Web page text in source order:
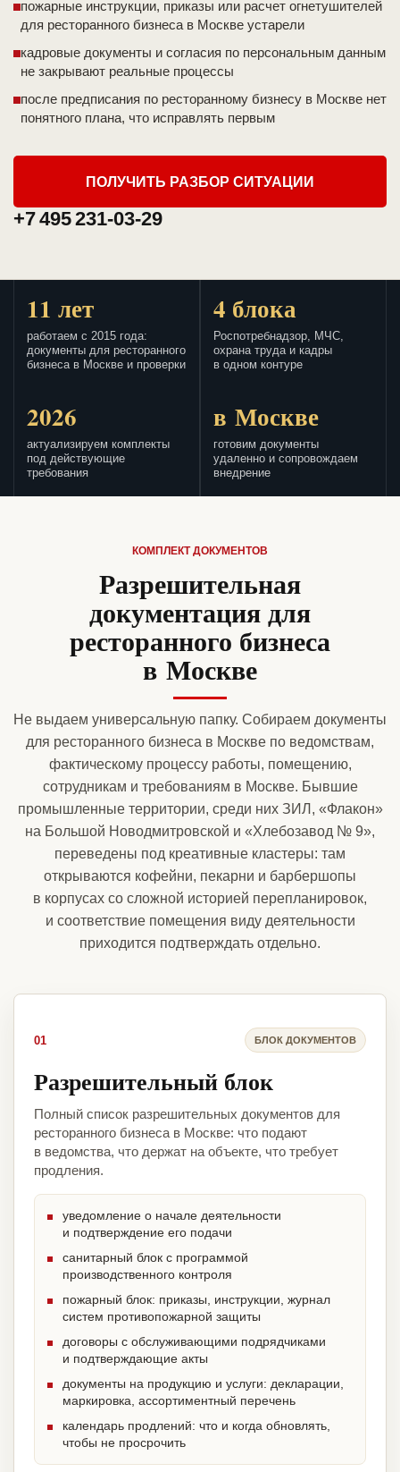
пожарные инструкции, приказы или расчет огнетушителей
для ресторанного бизнеса в Москве устарели
кадровые документы и согласия по персональным данным
не закрывают реальные процессы
после предписания по ресторанному бизнесу в Москве нет
понятного плана, что исправлять первым
ПОЛУЧИТЬ РАЗБОР СИТУАЦИИ
+7 495 231-03-29
11 лет
работаем с 2015 года:
документы для ресторанного
бизнеса в Москве и проверки
4 блока
Роспотребнадзор, МЧС,
охрана труда и кадры
в одном контуре
2026
актуализируем комплекты
под действующие
требования
в Москве
готовим документы
удаленно и сопровождаем
внедрение
КОМПЛЕКТ ДОКУМЕНТОВ
Разрешительная
документация для
ресторанного бизнеса
в Москве
Не выдаем универсальную папку. Собираем документы
для ресторанного бизнеса в Москве по ведомствам,
фактическому процессу работы, помещению,
сотрудникам и требованиям в Москве. Бывшие
промышленные территории, среди них ЗИЛ, «Флакон»
на Большой Новодмитровской и «Хлебозавод № 9»,
переведены под креативные кластеры: там
открываются кофейни, пекарни и барбершопы
в корпусах со сложной историей перепланировок,
и соответствие помещения виду деятельности
приходится подтверждать отдельно.
01 БЛОК ДОКУМЕНТОВ
Разрешительный блок
Полный список разрешительных документов для
ресторанного бизнеса в Москве: что подают
в ведомства, что держат на объекте, что требует
продления.
уведомление о начале деятельности
и подтверждение его подачи
санитарный блок с программой
производственного контроля
пожарный блок: приказы, инструкции, журнал
систем противопожарной защиты
договоры с обслуживающими подрядчиками
и подтверждающие акты
документы на продукцию и услуги: декларации,
маркировка, ассортиментный перечень
календарь продлений: что и когда обновлять,
чтобы не просрочить